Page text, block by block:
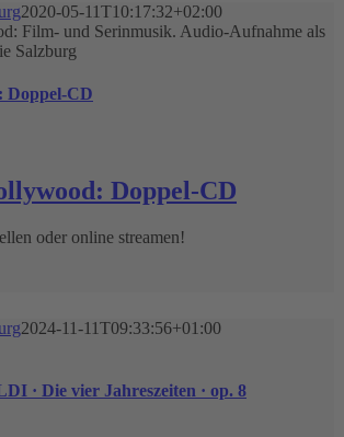
2020-05-11T10:17:32+02:00
Doppel-CD
Doppel-CD
oder online streamen!
2024-11-11T09:33:56+01:00
· Die vier Jahreszeiten · op. 8